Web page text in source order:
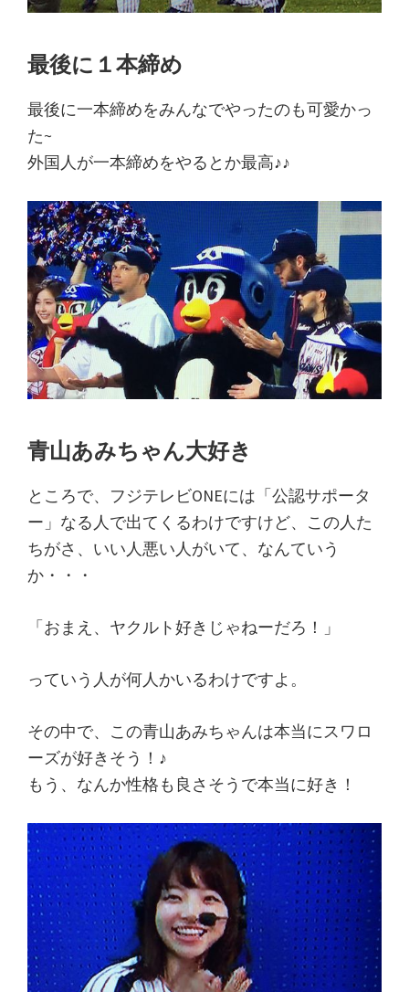
最後に１本締め
最後に一本締めをみんなでやったのも可愛かっ
た~
外国人が一本締めをやるとか最高♪♪
青山あみちゃん大好き
ところで、フジテレビONEには「公認サポータ
ー」なる人で出てくるわけですけど、この人た
ちがさ、いい人悪い人がいて、なんていう
か・・・
「おまえ、ヤクルト好きじゃねーだろ！」
っていう人が何人かいるわけですよ。
その中で、この青山あみちゃんは本当にスワロ
ーズが好きそう！♪
もう、なんか性格も良さそうで本当に好き！